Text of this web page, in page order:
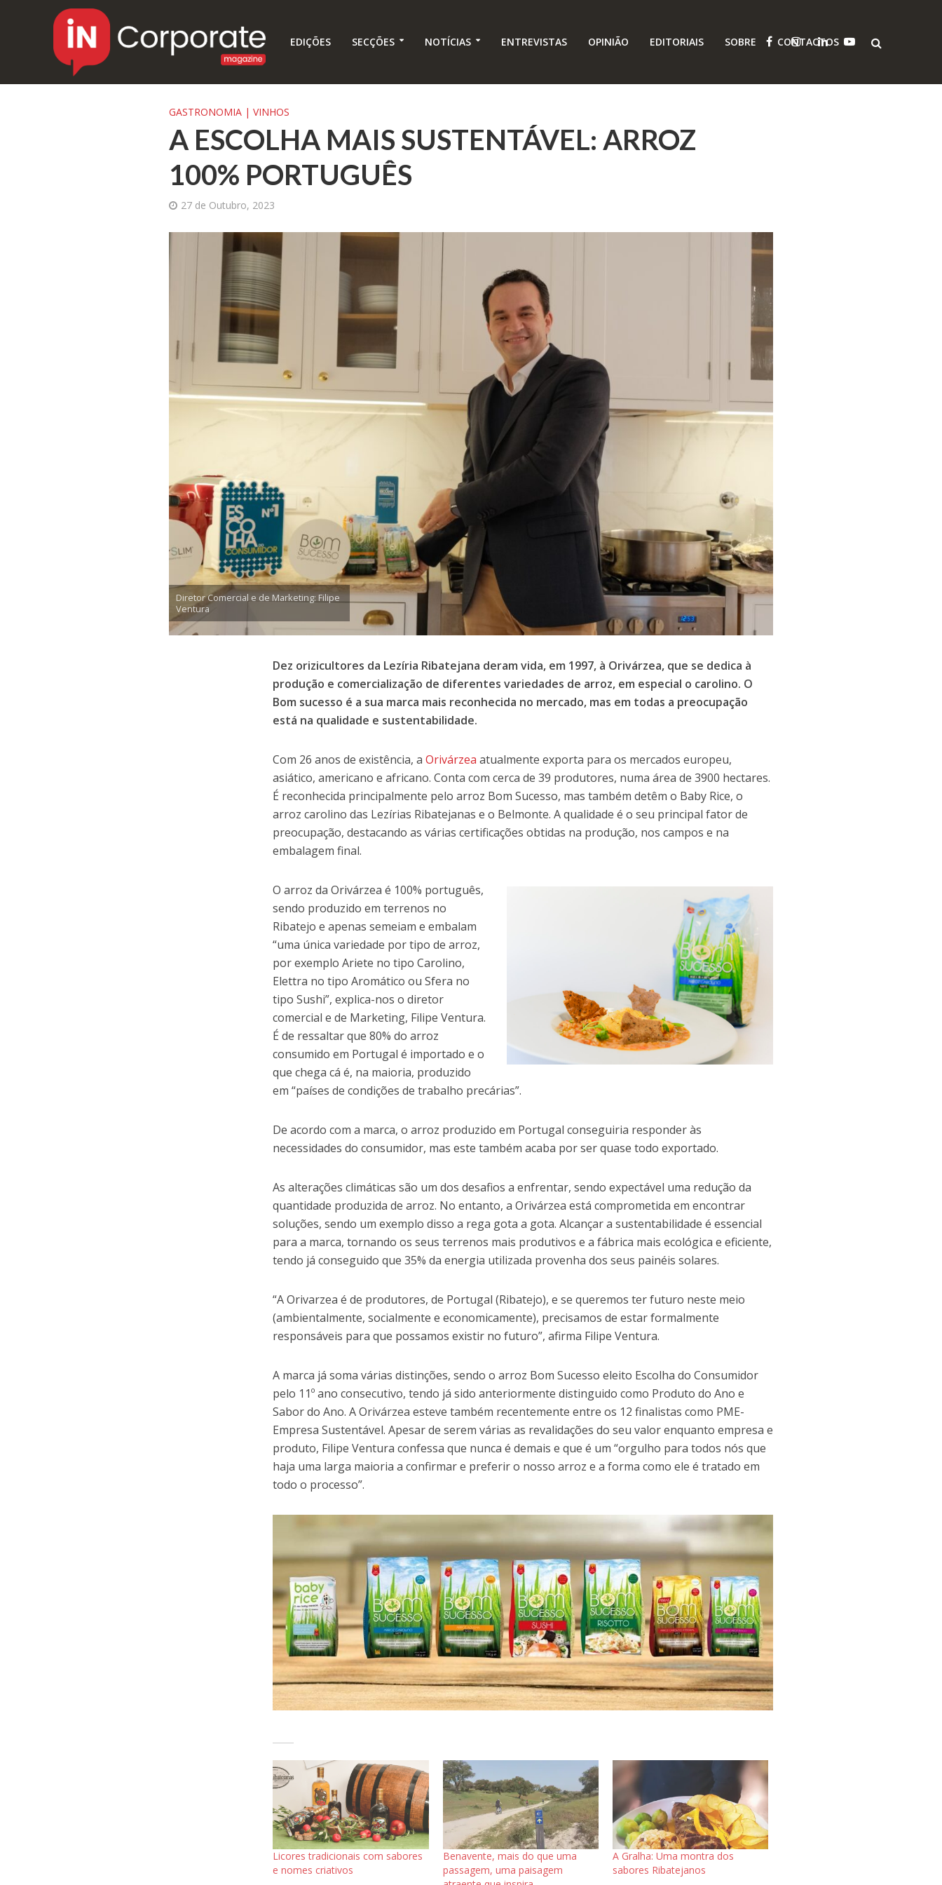
EDIÇÕES SECÇÕES NOTÍCIAS ENTREVISTAS OPINIÃO EDITORIAIS SOBRE CONTACTOS
GASTRONOMIA | VINHOS
A ESCOLHA MAIS SUSTENTÁVEL: ARROZ
100% PORTUGUÊS
27 de Outubro, 2023
Diretor Comercial e de Marketing: Filipe
Ventura
Dez orizicultores da Lezíria Ribatejana deram vida, em 1997, à Orivárzea, que se dedica à
produção e comercialização de diferentes variedades de arroz, em especial o carolino. O
Bom sucesso é a sua marca mais reconhecida no mercado, mas em todas a preocupação
está na qualidade e sustentabilidade.
Com 26 anos de existência, aOrivárzeaatualmente exporta para os mercados europeu,
asiático, americano e africano. Conta com cerca de 39 produtores, numa área de 3900 hectares.
É reconhecida principalmente pelo arroz Bom Sucesso, mas também detêm o Baby Rice, o
arroz carolino das Lezírias Ribatejanas e o Belmonte. A qualidade é o seu principal fator de
preocupação, destacando as várias certificações obtidas na produção, nos campos e na
embalagem final.
O arroz da Orivárzea é 100% português,
sendo produzido em terrenos no
Ribatejo e apenas semeiam e embalam
“uma única variedade por tipo de arroz,
por exemplo Ariete no tipo Carolino,
Elettra no tipo Aromático ou Sfera no
tipo Sushi”, explica-nos o diretor
comercial e de Marketing, Filipe Ventura.
É de ressaltar que 80% do arroz
consumido em Portugal é importado e o
que chega cá é, na maioria, produzido
em “países de condições de trabalho precárias”.
De acordo com a marca, o arroz produzido em Portugal conseguiria responder às
necessidades do consumidor, mas este também acaba por ser quase todo exportado.
As alterações climáticas são um dos desafios a enfrentar, sendo expectável uma redução da
quantidade produzida de arroz. No entanto, a Orivárzea está comprometida em encontrar
soluções, sendo um exemplo disso a rega gota a gota. Alcançar a sustentabilidade é essencial
para a marca, tornando os seus terrenos mais produtivos e a fábrica mais ecológica e eficiente,
tendo já conseguido que 35% da energia utilizada provenha dos seus painéis solares.
“A Orivarzea é de produtores, de Portugal (Ribatejo), e se queremos ter futuro neste meio
(ambientalmente, socialmente e economicamente), precisamos de estar formalmente
responsáveis para que possamos existir no futuro”, afirma Filipe Ventura.
A marca já soma várias distinções, sendo o arroz Bom Sucesso eleito Escolha do Consumidor
pelo 11º ano consecutivo, tendo já sido anteriormente distinguido como Produto do Ano e
Sabor do Ano. A Orivárzea esteve também recentemente entre os 12 finalistas como PME-
Empresa Sustentável. Apesar de serem várias as revalidações do seu valor enquanto empresa e
produto, Filipe Ventura confessa que nunca é demais e que é um “orgulho para todos nós que
haja uma larga maioria a confirmar e preferir o nosso arroz e a forma como ele é tratado em
todo o processo”.
Licores tradicionais com sabores
e nomes criativos
Benavente, mais do que uma
passagem, uma paisagem
A Gralha: Uma montra dos
sabores Ribatejanos